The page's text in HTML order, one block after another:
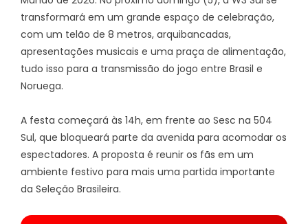
transformará em um grande espaço de celebração,
com um telão de 8 metros, arquibancadas,
apresentações musicais e uma praça de alimentação,
tudo isso para a transmissão do jogo entre Brasil e
Noruega.
A festa começará às 14h, em frente ao Sesc na 504
Sul, que bloqueará parte da avenida para acomodar os
espectadores. A proposta é reunir os fãs em um
ambiente festivo para mais uma partida importante
da Seleção Brasileira.